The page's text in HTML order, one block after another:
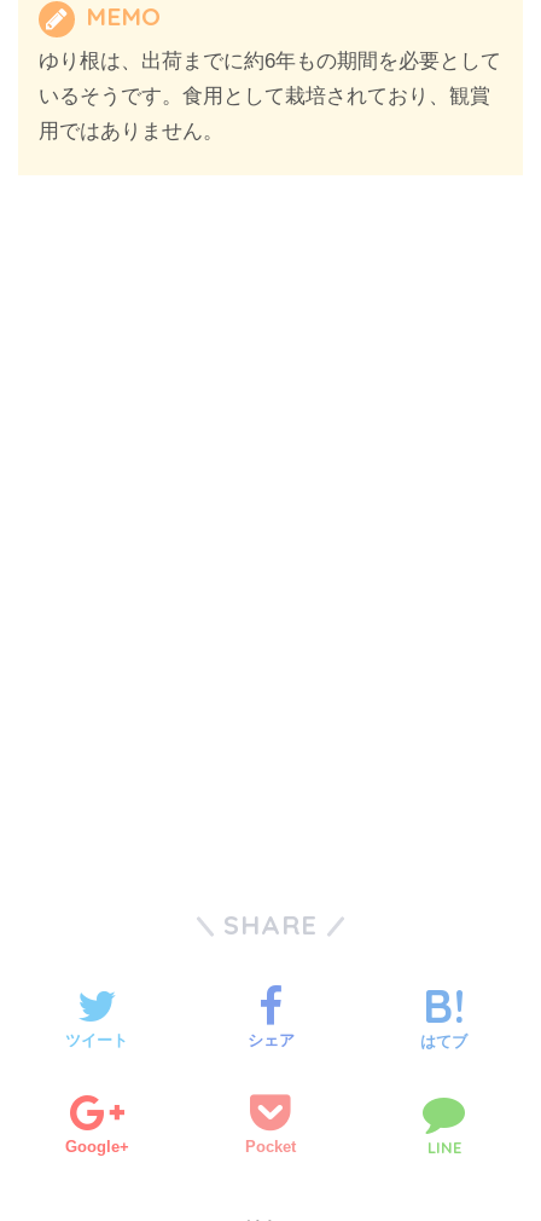
MEMO
ゆり根は、出荷までに約6年もの期間を必要として
いるそうです。食用として栽培されており、観賞
用ではありません。
SHARE
ツイート シェア はてブ
Google+ Pocket LINE